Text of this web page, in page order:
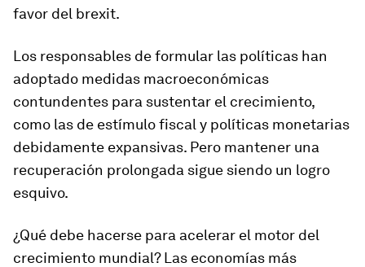
favor del brexit.
Los responsables de formular las políticas han
adoptado medidas macroeconómicas
contundentes para sustentar el crecimiento,
como las de estímulo fiscal y políticas monetarias
debidamente expansivas. Pero mantener una
recuperación prolongada sigue siendo un logro
esquivo.
¿Qué debe hacerse para acelerar el motor del
crecimiento mundial? Las economías más